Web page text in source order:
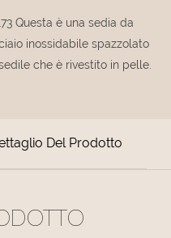
Questa è una sedia da
inossidabile spazzolato
che è rivestito in pelle.
Del Prodotto